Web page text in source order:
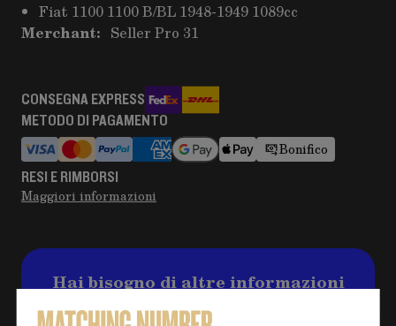
Fiat 1100 1100 B/BL 1948-1949 1089cc
Merchant: Seller Pro 31
CONSEGNA EXPRESS
METODO DI PAGAMENTO
Bonifico
RESI E RIMBORSI
Maggiori informazioni
Hai bisogno di altre informazioni
sul prodotto?